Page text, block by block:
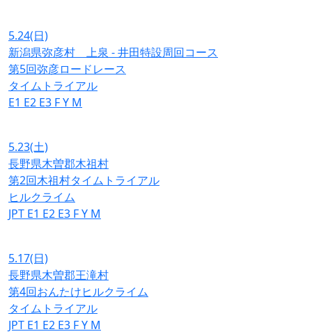
5.24(日)
新潟県弥彦村 上泉 - 井田特設周回コース
第5回弥彦ロードレース
タイムトライアル
E1 E2 E3 FY M
5.23(土)
長野県木曽郡木祖村
第2回木祖村タイムトライアル
ヒルクライム
JPT E1 E2 E3 FY M
5.17(日)
長野県木曽郡王滝村
第4回おんたけヒルクライム
タイムトライアル
JPT E1 E2 E3 FY M